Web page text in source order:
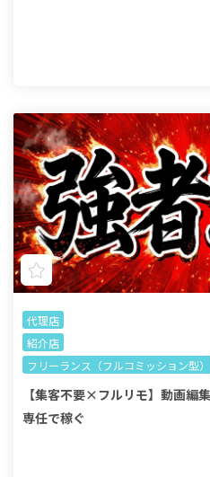
代理店
紹介店
フリーランス（フルコミッション型）
【集客不要×フルリモ】動画編
専任で稼ぐ